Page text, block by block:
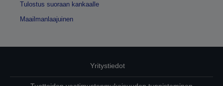
Tulostus suoraan kankaalle
Maailmanlaajuinen
Yritystiedot